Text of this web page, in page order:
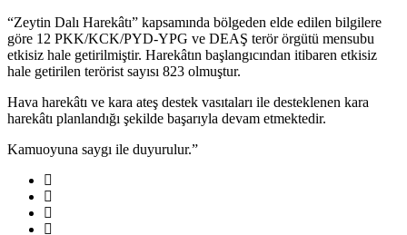
“Zeytin Dalı Harekâtı” kapsamında bölgeden elde edilen bilgilere
göre 12 PKK/KCK/PYD-YPG ve DEAŞ terör örgütü mensubu
etkisiz hale getirilmiştir. Harekâtın başlangıcından itibaren etkisiz
hale getirilen terörist sayısı 823 olmuştur.
Hava harekâtı ve kara ateş destek vasıtaları ile desteklenen kara
harekâtı planlandığı şekilde başarıyla devam etmektedir.
Kamuoyuna saygı ile duyurulur.”